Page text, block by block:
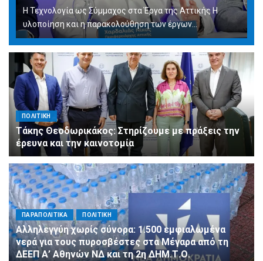
Η Τεχνολογία ως Σύμμαχος στα Έργα της Αττικής Η
υλοποίηση και η παρακολούθηση των έργων...
ΠΟΛΙΤΙΚΗ
Τάκης Θεοδωρικάκος: Στηρίζουμε με πράξεις την
έρευνα και την καινοτομία
ΠΑΡΑΠΟΛΙΤΙΚΑ ΠΟΛΙΤΙΚΗ
Αλληλεγγύη χωρίς σύνορα: 1.500 εμφιαλωμένα
νερά για τους πυροσβέστες στα Μέγαρα από τη
ΔΕΕΠ Α’ Αθηνών ΝΔ και τη 2η ΔΗΜ.Τ.Ο.